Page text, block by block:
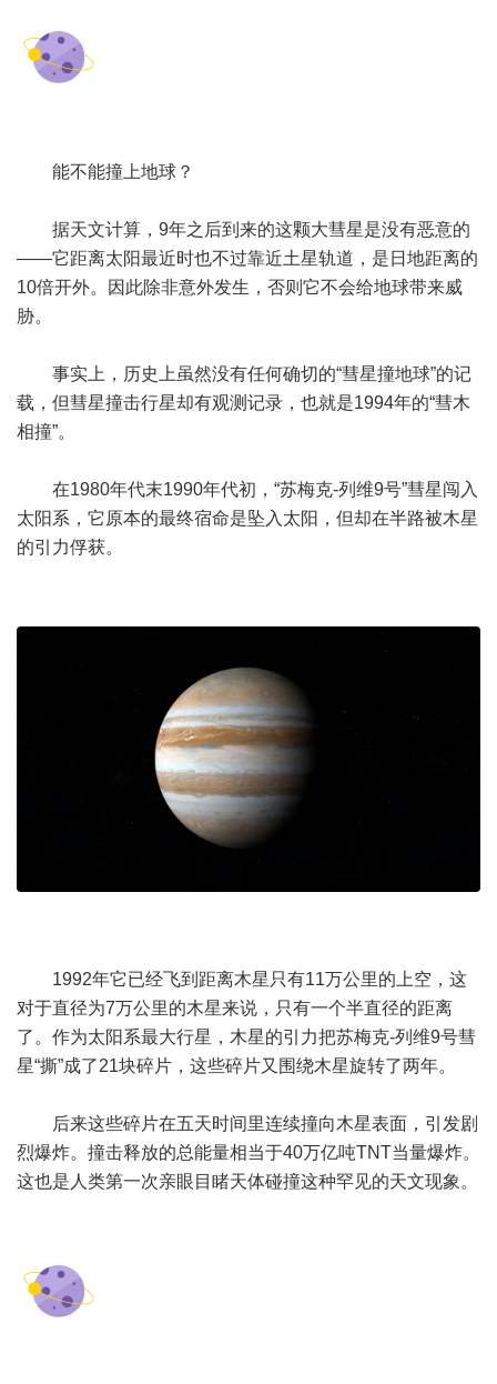
能不能撞上地球？
据天文计算，9年之后到来的这颗大彗星是没有恶意的
——它距离太阳最近时也不过靠近土星轨道，是日地距离的
10倍开外。因此除非意外发生，否则它不会给地球带来威
胁。
事实上，历史上虽然没有任何确切的“彗星撞地球”的记
载，但彗星撞击行星却有观测记录，也就是1994年的“彗木
相撞”。
在1980年代末1990年代初，“苏梅克-列维9号”彗星闯入
太阳系，它原本的最终宿命是坠入太阳，但却在半路被木星
的引力俘获。
1992年它已经飞到距离木星只有11万公里的上空，这
对于直径为7万公里的木星来说，只有一个半直径的距离
了。作为太阳系最大行星，木星的引力把苏梅克-列维9号彗
星“撕”成了21块碎片，这些碎片又围绕木星旋转了两年。
后来这些碎片在五天时间里连续撞向木星表面，引发剧
烈爆炸。撞击释放的总能量相当于40万亿吨TNT当量爆炸。
这也是人类第一次亲眼目睹天体碰撞这种罕见的天文现象。